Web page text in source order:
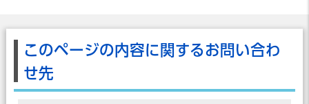
このページの内容に関するお問い合わ
せ先